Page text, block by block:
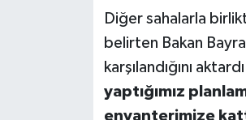
Diğer sahalarla
belirten Bakan
karşılandığını
yaptığımız
envanterimize